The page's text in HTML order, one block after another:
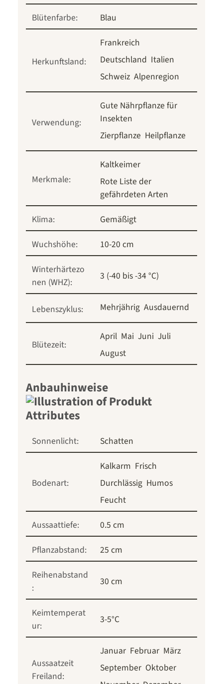
Blütenfarbe:
Blau
Herkunftsland:
Frankreich
Deutschland Italien
Schweiz Alpenregion
Verwendung:
Gute Nährpflanze für
Insekten
Zierpflanze Heilpflanze
Merkmale:
Kaltkeimer
Rote Liste der
gefährdeten Arten
Klima:
Gemäßigt
Wuchshöhe:
10-20 cm
Winterhärtezo
nen (WHZ):
3 (-40 bis -34 °C)
Lebenszyklus: Mehrjährig Ausdauernd
Blütezeit:
April Mai Juni Juli
August
Anbauhinweise
Sonnenlicht: Schatten
Bodenart:
Kalkarm Frisch
Durchlässig Humos
Feucht
Aussaattiefe:
0.5 cm
Pflanzabstand:
25 cm
Reihenabstand
:
30 cm
Keimtemperat
ur:
3-5°C
Aussaatzeit
Freiland:
Januar Februar März
September Oktober